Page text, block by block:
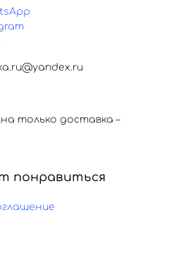
только доставка –
понравиться